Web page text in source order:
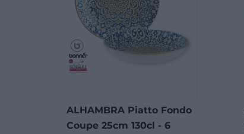
ALHAMBRA Piatto Fondo
Coupe 25cm 130cl - 6